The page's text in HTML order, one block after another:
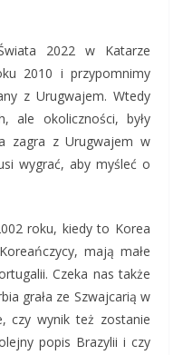
2022 w Katarze
2010 i przypomnimy
z Urugwajem. Wtedy
ale okoliczności, były
zagra z Urugwajem w
wygrać, aby myśleć o
roku, kiedy to Korea
mają małe
Czeka nas także
grała ze Szwajcarią w
czy wynik też zostanie
popis Brazylii i czy